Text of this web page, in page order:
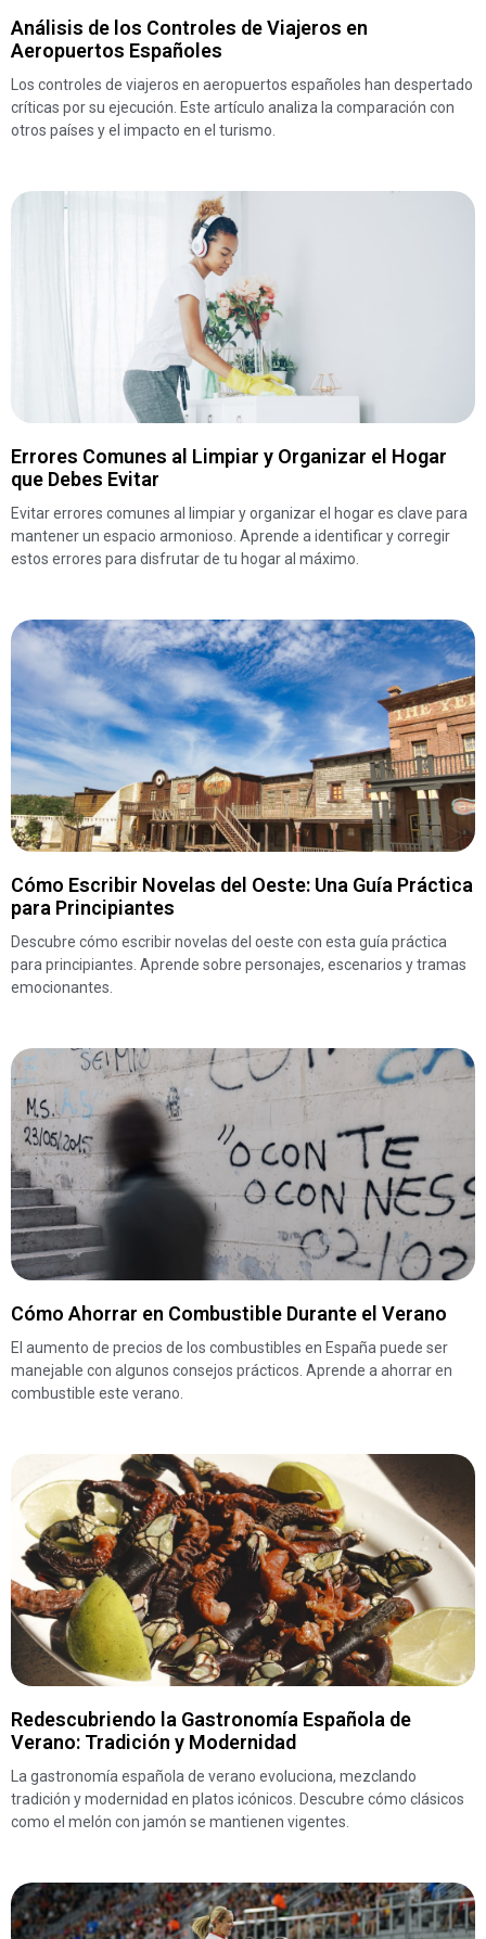
Análisis de los Controles de Viajeros en
Aeropuertos Españoles
Los controles de viajeros en aeropuertos españoles han despertado
críticas por su ejecución. Este artículo analiza la comparación con
otros países y el impacto en el turismo.
Errores Comunes al Limpiar y Organizar el Hogar
que Debes Evitar
Evitar errores comunes al limpiar y organizar el hogar es clave para
mantener un espacio armonioso. Aprende a identificar y corregir
estos errores para disfrutar de tu hogar al máximo.
Cómo Escribir Novelas del Oeste: Una Guía Práctica
para Principiantes
Descubre cómo escribir novelas del oeste con esta guía práctica
para principiantes. Aprende sobre personajes, escenarios y tramas
emocionantes.
Cómo Ahorrar en Combustible Durante el Verano
El aumento de precios de los combustibles en España puede ser
manejable con algunos consejos prácticos. Aprende a ahorrar en
combustible este verano.
Redescubriendo la Gastronomía Española de
Verano: Tradición y Modernidad
La gastronomía española de verano evoluciona, mezclando
tradición y modernidad en platos icónicos. Descubre cómo clásicos
como el melón con jamón se mantienen vigentes.